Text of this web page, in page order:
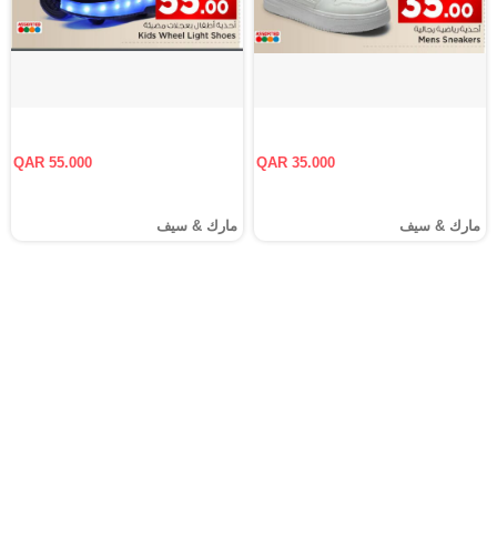
QAR 35.000
مارك & سيف
QAR 55.000
مارك & سيف